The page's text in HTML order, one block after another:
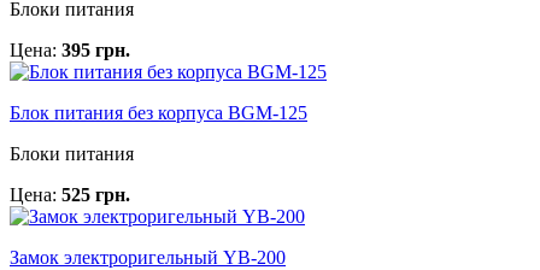
Блоки питания
Цена: 395 грн.
Блок питания без корпуса BGM-125
Блоки питания
Цена: 525 грн.
Замок электроригельный YB-200